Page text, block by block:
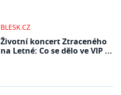
BLESK.CZ
Životní koncert Ztraceného
na Letné: Co se dělo ve VIP ...